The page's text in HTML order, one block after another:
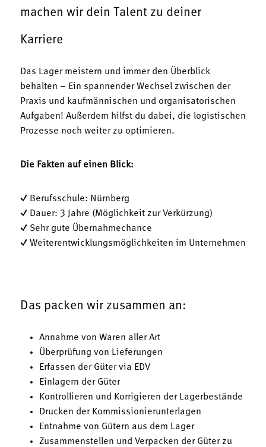
machen wir dein Talent zu deiner
Karriere
Das Lager meistern und immer den Überblick
behalten – Ein spannender Wechsel zwischen der
Praxis und kaufmännischen und organisatorischen
Aufgaben! Außerdem hilfst du dabei, die logistischen
Prozesse noch weiter zu optimieren.
Die Fakten auf einen Blick:
✓ Berufsschule: Nürnberg
✓ Dauer: 3 Jahre (Möglichkeit zur Verkürzung)
✓ Sehr gute Übernahmechance
✓ Weiterentwicklungsmöglichkeiten im Unternehmen
Das packen wir zusammen an:
Annahme von Waren aller Art
Überprüfung von Lieferungen
Erfassen der Güter via EDV
Einlagern der Güter
Kontrollieren und Korrigieren der Lagerbestände
Drucken der Kommissionierunterlagen
Entnahme von Gütern aus dem Lager
Zusammenstellen und Verpacken der Güter zu